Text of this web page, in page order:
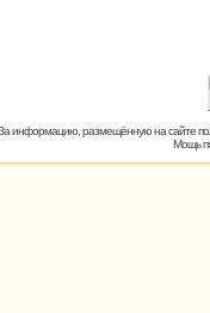
информацию, размещённую на сайте
Мощь